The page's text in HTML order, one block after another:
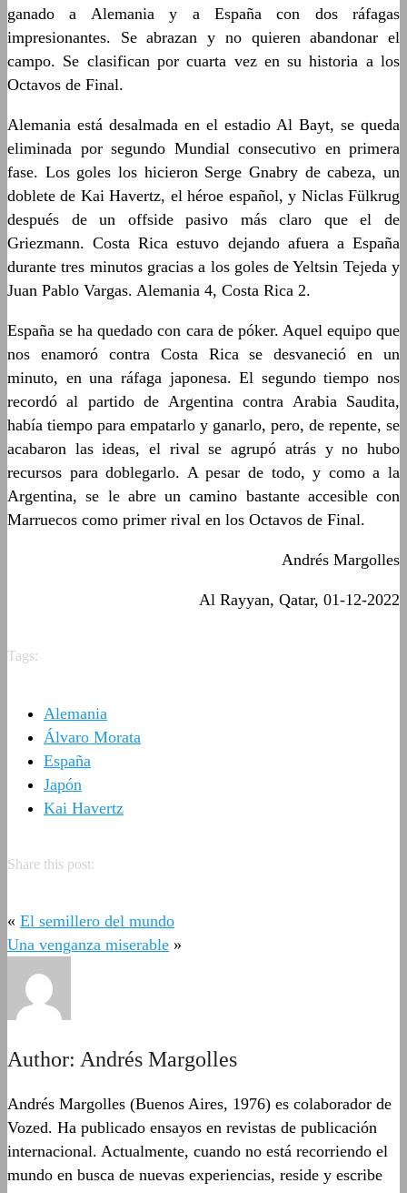
ganado a Alemania y a España con dos ráfagas
impresionantes. Se abrazan y no quieren abandonar el
campo. Se clasifican por cuarta vez en su historia a los
Octavos de Final.
Alemania está desalmada en el estadio Al Bayt, se queda
eliminada por segundo Mundial consecutivo en primera
fase. Los goles los hicieron Serge Gnabry de cabeza, un
doblete de Kai Havertz, el héroe español, y Niclas Fülkrug
después de un offside pasivo más claro que el de
Griezmann. Costa Rica estuvo dejando afuera a España
durante tres minutos gracias a los goles de Yeltsin Tejeda y
Juan Pablo Vargas. Alemania 4, Costa Rica 2.
España se ha quedado con cara de póker. Aquel equipo que
nos enamoró contra Costa Rica se desvaneció en un
minuto, en una ráfaga japonesa. El segundo tiempo nos
recordó al partido de Argentina contra Arabia Saudita,
había tiempo para empatarlo y ganarlo, pero, de repente, se
acabaron las ideas, el rival se agrupó atrás y no hubo
recursos para doblegarlo. A pesar de todo, y como a la
Argentina, se le abre un camino bastante accesible con
Marruecos como primer rival en los Octavos de Final.
Andrés Margolles
Al Rayyan, Qatar, 01-12-2022
Tags:
Alemania
Álvaro Morata
España
Japón
Kai Havertz
Share this post:
« El semillero del mundo
Una venganza miserable »
Author: Andrés Margolles
Andrés Margolles (Buenos Aires, 1976) es colaborador de
Vozed. Ha publicado ensayos en revistas de publicación
internacional. Actualmente, cuando no está recorriendo el
mundo en busca de nuevas experiencias, reside y escribe